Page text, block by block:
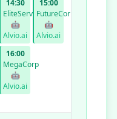
14:30
EliteServices
🤖
Alvio.ai
16:00
MegaCorp
🤖
Alvio.ai
15:00
FutureCorp
🤖
Alvio.ai